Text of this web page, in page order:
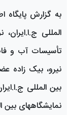
به گزارش پایگاه
المللی ج.ا.ایران،
تأسیسات آب و
نیرو، بیک زاده
بین المللی
نمایشگاههای بین